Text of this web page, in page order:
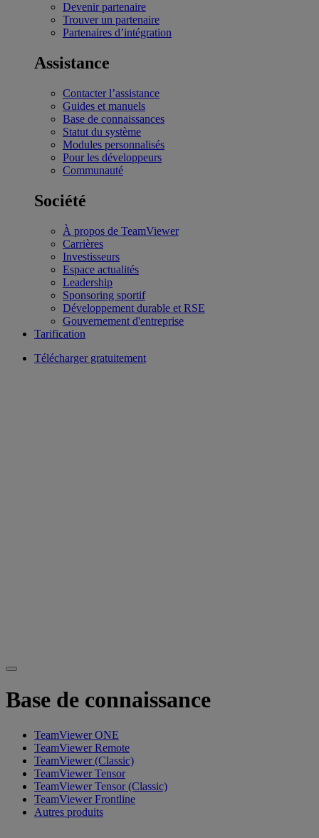
Devenir partenaire
Trouver un partenaire
Partenaires d’intégration
Assistance
Contacter l’assistance
Guides et manuels
Base de connaissances
Statut du système
Modules personnalisés
Pour les développeurs
Communauté
Société
À propos de TeamViewer
Carrières
Investisseurs
Espace actualités
Leadership
Sponsoring sportif
Développement durable et RSE
Gouvernement d'entreprise
Tarification
Télécharger gratuitement
Base de connaissance
TeamViewer ONE
TeamViewer Remote
TeamViewer (Classic)
TeamViewer Tensor
TeamViewer Tensor (Classic)
TeamViewer Frontline
Autres produits